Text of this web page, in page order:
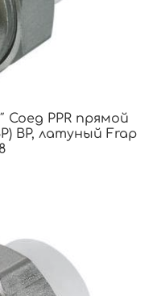
Соед PPR прямой
ВР, латуный Frap